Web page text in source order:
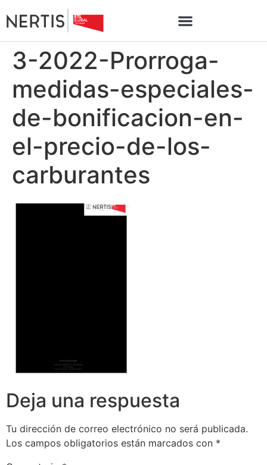
3-2022-Prorroga-
medidas-especiales-
de-bonificacion-en-
el-precio-de-los-
carburantes
Deja una respuesta
Tu dirección de correo electrónico no será publicada.
Los campos obligatorios están marcados con *